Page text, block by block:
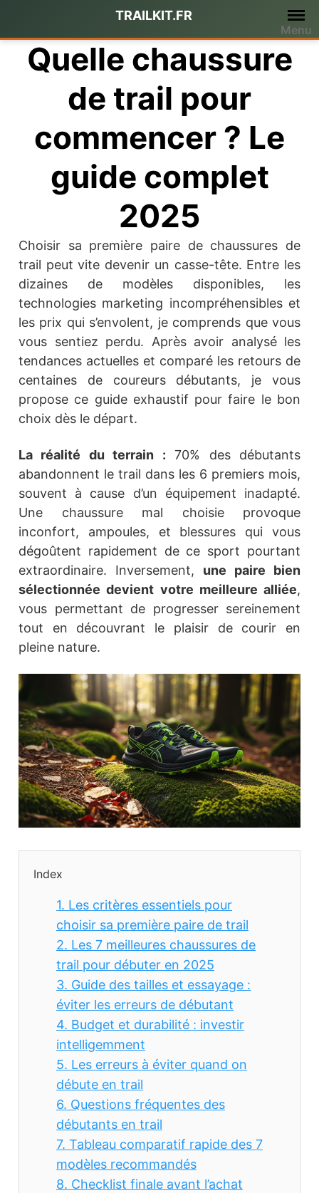
contenu
TRAILKIT.FR
Menu
Quelle chaussure
de trail pour
commencer ? Le
guide complet
2025
Choisir sa première paire de chaussures de
trail peut vite devenir un casse-tête. Entre les
dizaines de modèles disponibles, les
technologies marketing incompréhensibles et
les prix qui s’envolent, je comprends que vous
vous sentiez perdu. Après avoir analysé les
tendances actuelles et comparé les retours de
centaines de coureurs débutants, je vous
propose ce guide exhaustif pour faire le bon
choix dès le départ.
La réalité du terrain : 70% des débutants
abandonnent le trail dans les 6 premiers mois,
souvent à cause d’un équipement inadapté.
Une chaussure mal choisie provoque
inconfort, ampoules, et blessures qui vous
dégoûtent rapidement de ce sport pourtant
extraordinaire. Inversement, une paire bien
sélectionnée devient votre meilleure alliée,
vous permettant de progresser sereinement
tout en découvrant le plaisir de courir en
pleine nature.
Index
1. Les critères essentiels pour
choisir sa première paire de trail
2. Les 7 meilleures chaussures de
trail pour débuter en 2025
3. Guide des tailles et essayage :
éviter les erreurs de débutant
4. Budget et durabilité : investir
intelligemment
5. Les erreurs à éviter quand on
débute en trail
6. Questions fréquentes des
débutants en trail
7. Tableau comparatif rapide des 7
modèles recommandés
8. Checklist finale avant l’achat